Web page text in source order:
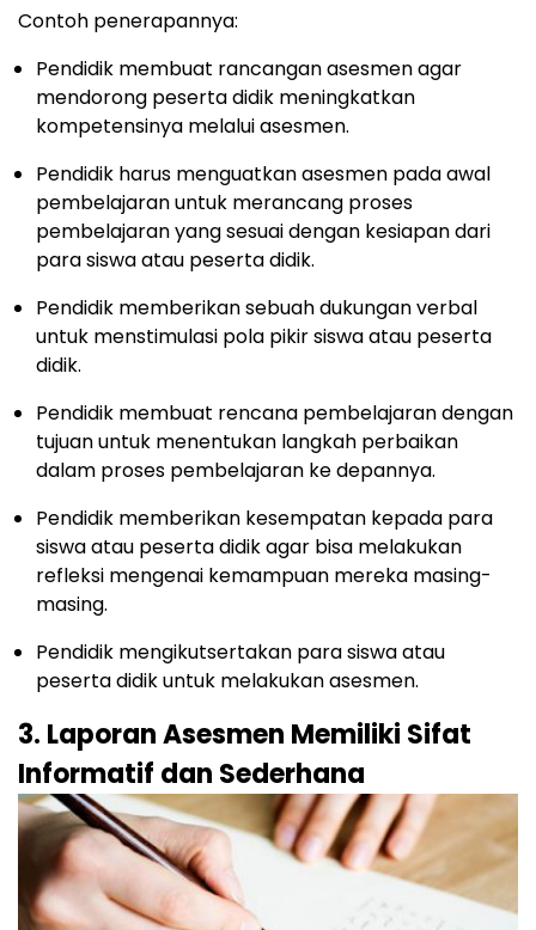
Contoh penerapannya:
Pendidik membuat rancangan asesmen agar
mendorong peserta didik meningkatkan
kompetensinya melalui asesmen.
Pendidik harus menguatkan asesmen pada awal
pembelajaran untuk merancang proses
pembelajaran yang sesuai dengan kesiapan dari
para siswa atau peserta didik.
Pendidik memberikan sebuah dukungan verbal
untuk menstimulasi pola pikir siswa atau peserta
didik.
Pendidik membuat rencana pembelajaran dengan
tujuan untuk menentukan langkah perbaikan
dalam proses pembelajaran ke depannya.
Pendidik memberikan kesempatan kepada para
siswa atau peserta didik agar bisa melakukan
refleksi mengenai kemampuan mereka masing-
masing.
Pendidik mengikutsertakan para siswa atau
peserta didik untuk melakukan asesmen.
3. Laporan Asesmen Memiliki Sifat
Informatif dan Sederhana